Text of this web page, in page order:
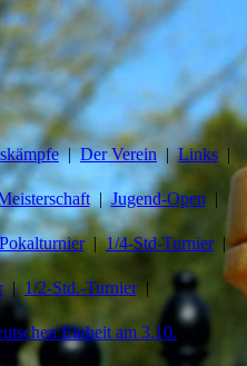
Der Verein Links
Jugend-Open
1/4-Std-Turnier
1/2-Std.-Turnier
Einheit am 3.10.